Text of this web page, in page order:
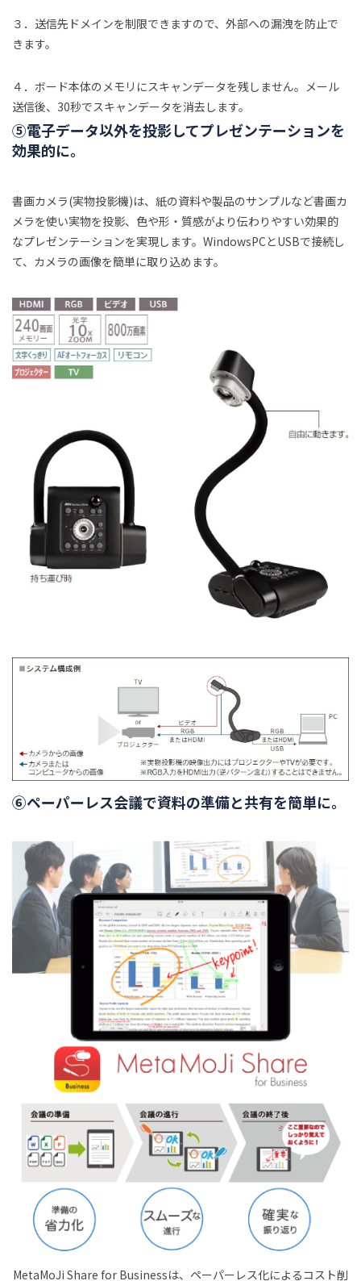
３．送信先ドメインを制限できますので、外部への漏洩を防止で
きます。
４．ボード本体のメモリにスキャンデータを残しません。メール
送信後、30秒でスキャンデータを消去します。
⑤電子データ以外を投影してプレゼンテーションを
効果的に。
書画カメラ(実物投影機)は、紙の資料や製品のサンプルなど書画カ
メラを使い実物を投影、色や形・質感がより伝わりやすい効果的
なプレゼンテーションを実現します。WindowsPCとUSBで接続し
て、カメラの画像を簡単に取り込めます。
⑥ペーパーレス会議で資料の準備と共有を簡単に。
MetaMoJi Share for Businessは、ペーパーレス化によるコスト削